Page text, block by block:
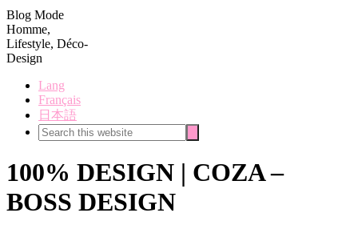
Blog Mode
Homme,
Lifestyle, Déco-
Design
Lang
Français
日本語
Search
this
100% DESIGN | COZA –
BOSS DESIGN